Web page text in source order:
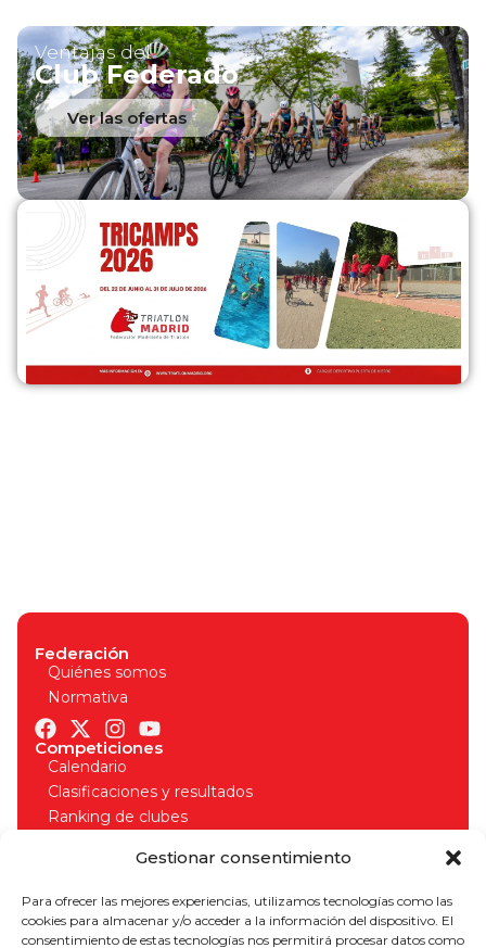
Gestionar consentimiento
Para ofrecer las mejores experiencias, utilizamos tecnologías como las
cookies para almacenar y/o acceder a la información del dispositivo. El
consentimiento de estas tecnologías nos permitirá procesar datos como
Ventajas del
Club Federado
Ver las ofertas
Federación
Quiénes somos
Normativa
Competiciones
Calendario
Clasificaciones y resultados
Ranking de clubes
Normativa competiciones
Solicitud de licencia
Seguros deportivos